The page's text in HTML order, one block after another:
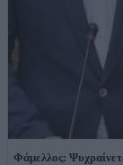
Φάμελλος: